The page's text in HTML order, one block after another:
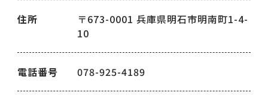
住所
〒673-0001 兵庫県明石市明南町1-4-
10
電話番号 078-925-4189